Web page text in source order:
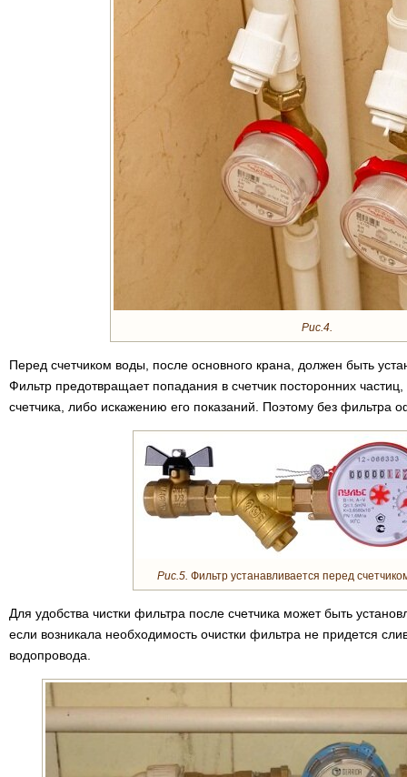
Рис.4.
Перед счетчиком воды, после основного крана, должен быть
Фильтр предотвращает попадания в счетчик посторонних
счетчика, либо искажению его показаний. Поэтому без фильтра
Рис.5. Фильтр устанавливается перед
Для удобства чистки фильтра после счетчика может быть
если возникала необходимость очистки фильтра не придется
водопровода.